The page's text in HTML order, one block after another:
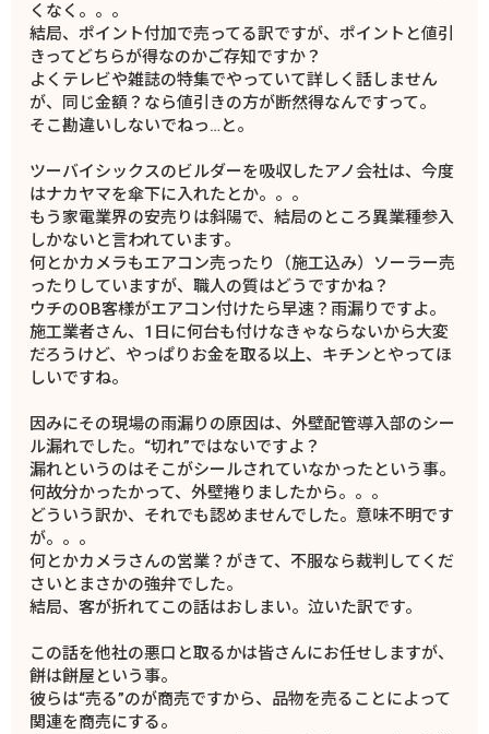
くなく。。。
結局、ポイント付加で売ってる訳ですが、ポイントと値引
きってどちらが得なのかご存知ですか？
よくテレビや雑誌の特集でやっていて詳しく話しません
が、同じ金額？なら値引きの方が断然得なんですって。
そこ勘違いしないでねっ…と。
ツーバイシックスのビルダーを吸収したアノ会社は、今度
はナカヤマを傘下に入れたとか。。。
もう家電業界の安売りは斜陽で、結局のところ異業種参入
しかないと言われています。
何とかカメラもエアコン売ったり（施工込み）ソーラー売
ったりしていますが、職人の質はどうですかね？
ウチのOB客様がエアコン付けたら早速？雨漏りですよ。
施工業者さん、1日に何台も付けなきゃならないから大変
だろうけど、やっぱりお金を取る以上、キチンとやってほ
しいですね。
因みにその現場の雨漏りの原因は、外壁配管導入部のシー
ル漏れでした。“切れ”ではないですよ？
漏れというのはそこがシールされていなかったという事。
何故分かったかって、外壁捲りましたから。。。
どういう訳か、それでも認めませんでした。意味不明です
が。。。
何とかカメラさんの営業？がきて、不服なら裁判してくだ
さいとまさかの強弁でした。
結局、客が折れてこの話はおしまい。泣いた訳です。
この話を他社の悪口と取るかは皆さんにお任せしますが、
餅は餅屋という事。
彼らは“売る”のが商売ですから、品物を売ることによって
関連を商売にする。